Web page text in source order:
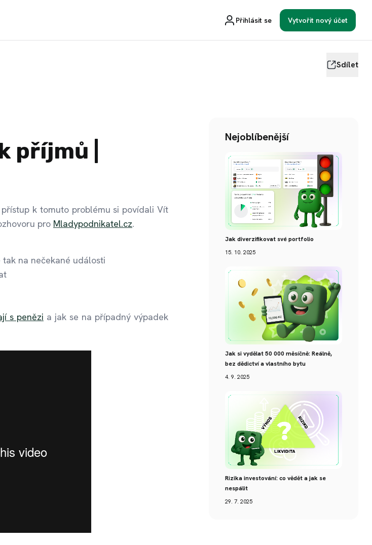
Přihlásit se Vytvořit nový účet
Sdílet
příjmů |
k tomuto problému si povídali Vít
pro Mladypodnikatel.cz.
na nečekané události
s penězi a jak se na případný výpadek
Nejoblíbenější
Jak diverzifikovat své portfolio
15. 10. 2025
Jak si vydělat 50 000 měsíčně: Reálně,
bez dědictví a vlastního bytu
4. 9. 2025
Rizika investování: co vědět a jak se
nespálit
29. 7. 2025